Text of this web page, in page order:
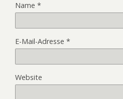
Name *
E-Mail-Adresse *
Website